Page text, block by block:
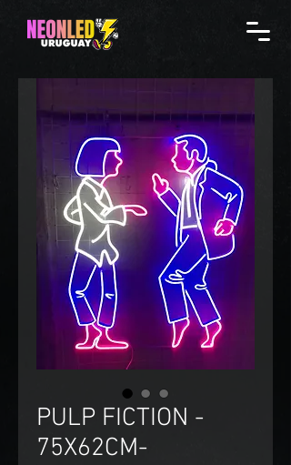
PULP FICTION -
75X62CM-